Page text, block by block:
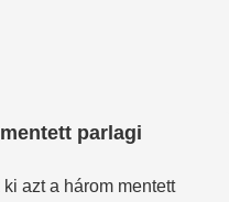
parlagi
azt a három mentett